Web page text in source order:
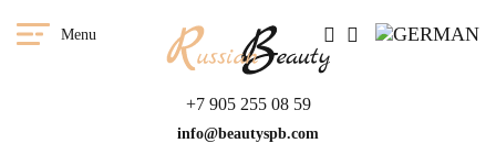
Menu
+7 905 255 08 59
info@beautyspb.com